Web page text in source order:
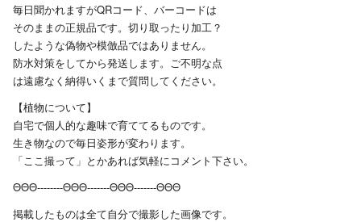
毎日聞かれますがQRコード、バーコードは
そのままの正規品です。切り取ったり加工？
したような偽物や模倣品ではありません。
防水対策をしてから発送します。ご不明な点
は遠慮なく納得いくまで質問してください。
【植物について】
自宅で個人的な趣味で育ててるものです。
生き物なので毎日姿形が変わります。
「ここ撮って」とかあれば気軽にコメント下さい。
ΘΘΘ--------ΘΘΘ-------ΘΘΘ-------ΘΘΘ
掲載したものは全て自分で撮影した画像です。